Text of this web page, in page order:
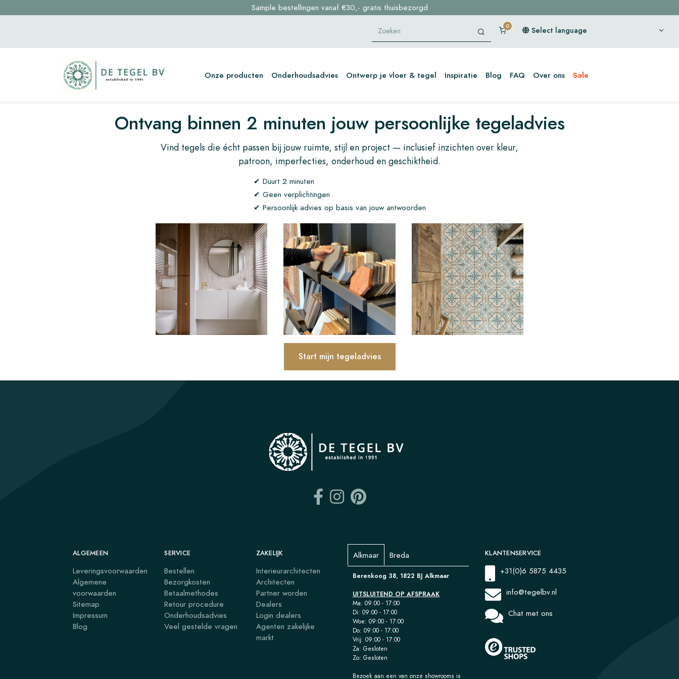
Klik hier en ontdek in 2 min. jouw perfecte tegel →
Sample bestellingen vanaf €30,- gratis thuisbezorgd
Voorraaditems binnen 2 werkdagen geleverd in NL en BE Select language
Onze producten Onderhoudsadvies Ontwerp je vloer & tegel Inspiratie Blog FAQ Over ons Sale
Ontvang binnen 2 minuten jouw persoonlijke tegeladvies
Vind tegels die écht passen bij jouw ruimte, stijl en project — inclusief inzichten over kleur,
patroon, imperfecties, onderhoud en geschiktheid.
✔ Duurt 2 minuten
✔ Geen verplichtingen
✔ Persoonlijk advies op basis van jouw antwoorden
Start mijn tegeladvies
ALGEMEEN
Leveringsvoorwaarden
Algemene
voorwaarden
Sitemap
Impressum
Blog
SERVICE
Bestellen
Bezorgkosten
Betaalmethodes
Retour procedure
Onderhoudsadvies
Veel gestelde vragen
ZAKELIJK
Interieurarchitecten
Architecten
Partner worden
Dealers
Login dealers
Agenten zakelijke
markt
Alkmaar Breda
Berenkoog 38, 1822 BJ Alkmaar
UITSLUITEND OP AFSPRAAK
Ma: 09:00 - 17:00
Di: 09:00 - 17:00
Woe: 09:00 - 17:00
Do: 09:00 - 17:00
Vrij: 09:00 - 17:00
Za: Gesloten
Zo: Gesloten
Bezoek aan een van onze showrooms is
KLANTENSERVICE
+31(0)6 5875 4435
info@tegelbv.nl
Chat met ons